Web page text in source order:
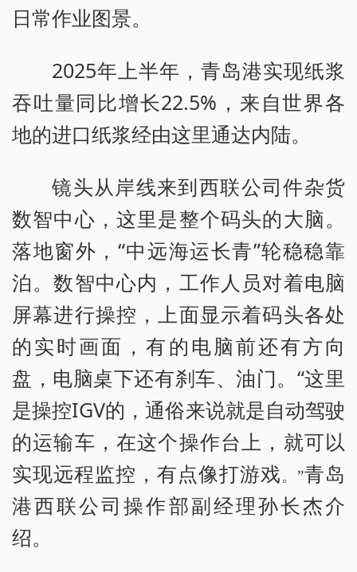
日常作业图景。
2025年上半年，青岛港实现纸浆
吞吐量同比增长22.5%，来自世界各
地的进口纸浆经由这里通达内陆。
镜头从岸线来到西联公司件杂货
数智中心，这里是整个码头的大脑。
落地窗外，“中远海运长青”轮稳稳靠
泊。数智中心内，工作人员对着电脑
屏幕进行操控，上面显示着码头各处
的实时画面，有的电脑前还有方向
盘，电脑桌下还有刹车、油门。“这里
是操控IGV的，通俗来说就是自动驾驶
的运输车，在这个操作台上，就可以
实现远程监控，有点像打游戏。”青岛
港西联公司操作部副经理孙长杰介
绍。